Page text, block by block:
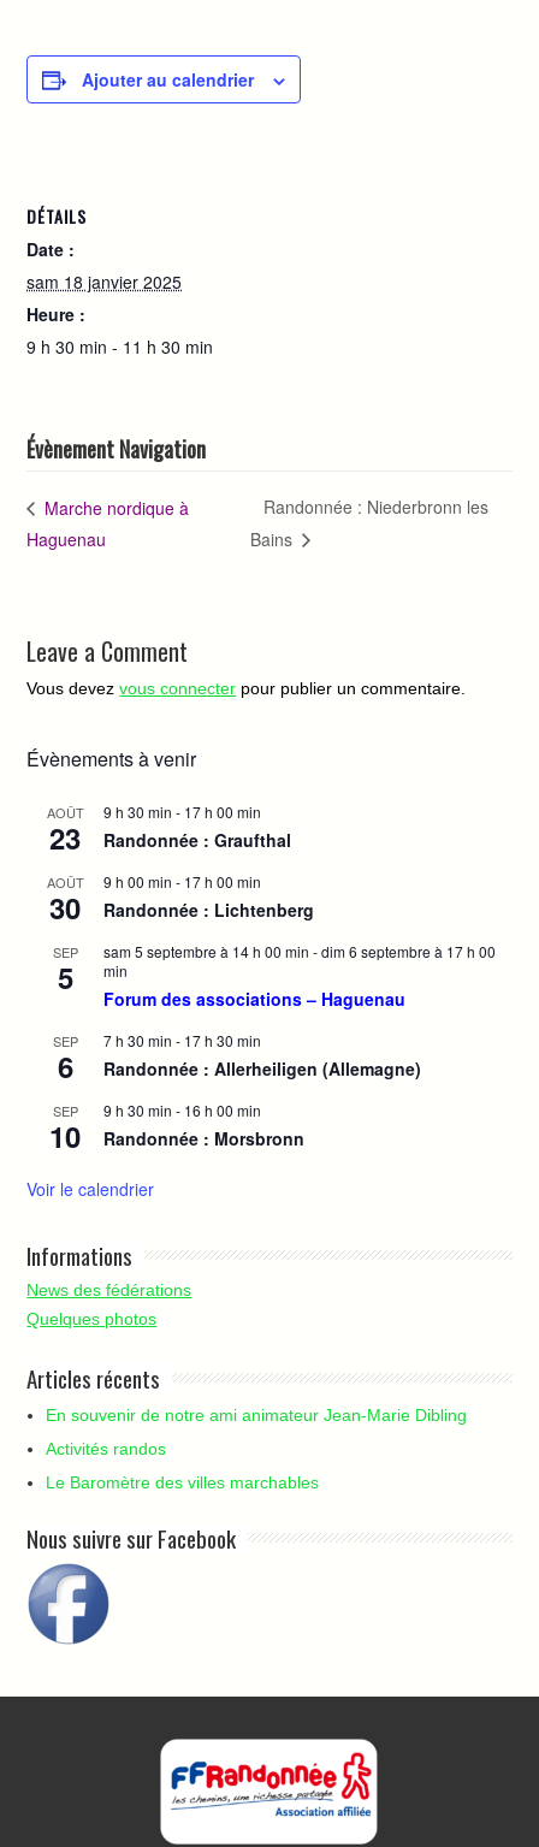
Ajouter au calendrier
DÉTAILS
Date :
sam 18 janvier 2025
Heure :
9 h 30 min - 11 h 30 min
Évènement Navigation
Marche nordique à
Haguenau
Randonnée : Niederbronn les
Bains
Leave a Comment
Vous devezvous connecter pour publier un commentaire.
Évènements à venir
AOÛT
23
9 h 30 min - 17 h 00 min
Randonnée : Graufthal
AOÛT
30
9 h 00 min - 17 h 00 min
Randonnée : Lichtenberg
SEP
5
sam 5 septembre à 14 h 00 min -dim 6 septembre à 17 h 00
min
Forum des associations – Haguenau
SEP
6
7 h 30 min - 17 h 30 min
Randonnée : Allerheiligen (Allemagne)
SEP
10
9 h 30 min - 16 h 00 min
Randonnée : Morsbronn
Voir le calendrier
Informations
News des fédérations
Quelques photos
Articles récents
En souvenir de notre ami animateur Jean-Marie Dibling
Activités randos
Le Baromètre des villes marchables
Nous suivre sur Facebook